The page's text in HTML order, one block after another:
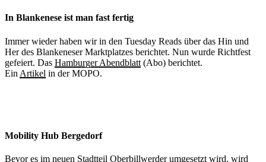
In Blankenese ist man fast fertig
Immer wieder haben wir in den Tuesday Reads über das Hin und
Her des Blankeneser Marktplatzes berichtet. Nun wurde Richtfest
gefeiert. Das Hamburger Abendblatt (Abo) berichtet.
Ein Artikel in der MOPO.
Mobility Hub Bergedorf
Bevor es im neuen Stadtteil Oberbillwerder umgesetzt wird, wird